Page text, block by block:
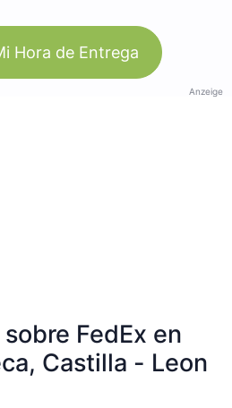
Hora de Entrega
Anzeige
FedEx en
Castilla - Leon